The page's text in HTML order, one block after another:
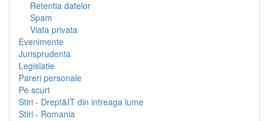
Retentia datelor
Spam
Viata privata
Evenimente
Jurisprudenta
Legislatie
Pareri personale
Pe scurt
Stiri - Drept&IT din intreaga lume
Stiri - Romania